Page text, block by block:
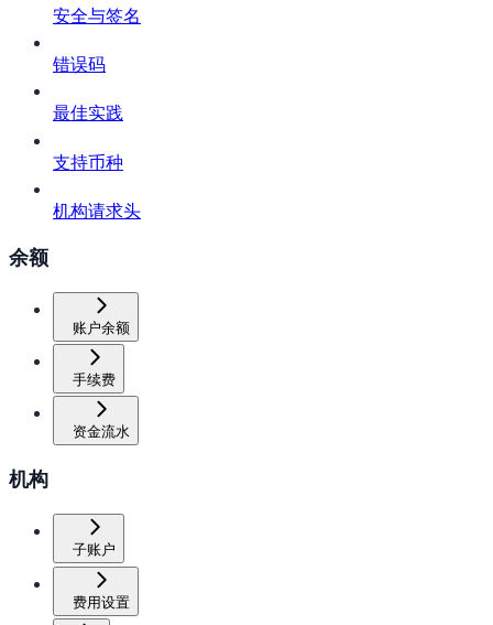
安全与签名
错误码
最佳实践
支持币种
机构请求头
余额
账户余额
手续费
资金流水
机构
子账户
费用设置